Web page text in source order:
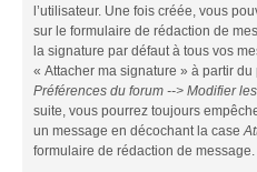
l’utilisateur. Une fois créée, vous
sur le formulaire de rédaction de
la signature par défaut à tous vos
« Attacher ma signature » à partir
Préférences du forum --> Modifier
suite, vous pourrez toujours
un message en décochant la case
formulaire de rédaction de message.